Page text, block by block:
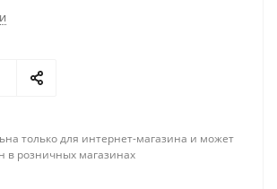
только для интернет-магазина и может
в розничных магазинах